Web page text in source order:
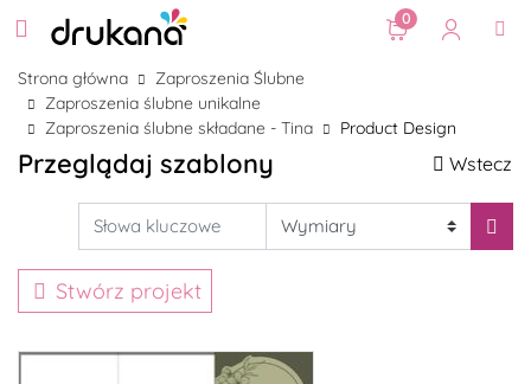
0
Strona główna
Zaproszenia Ślubne
Zaproszenia ślubne unikalne
Zaproszenia ślubne składane - Tina
Product Design
Przeglądaj szablony Wstecz
Stwórz projekt